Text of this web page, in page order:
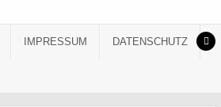
IMPRESSUM DATENSCHUTZ